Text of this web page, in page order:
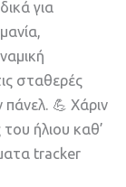
για
σταθερές
💪 Χάριν
ήλιου καθ’
tracker